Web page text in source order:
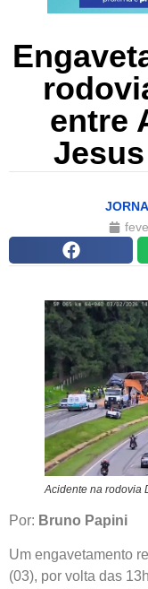
entre
Acidente na rodovia
Por: Bruno Papini
Um engavetamento
(03), por volta das